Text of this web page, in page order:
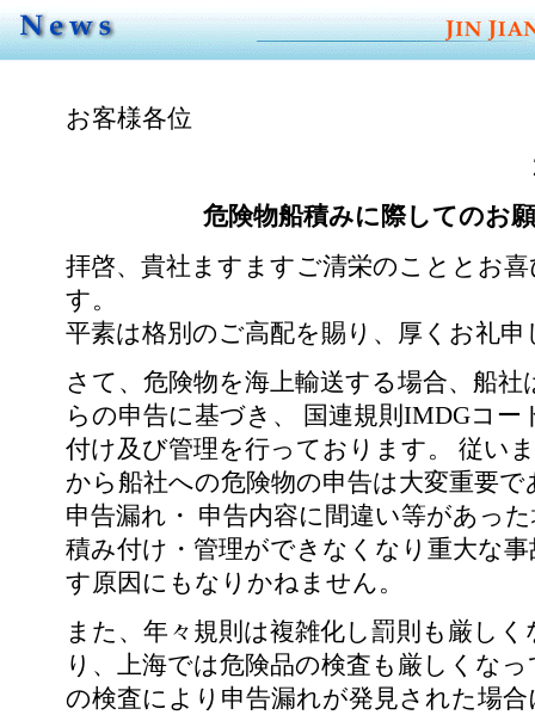
お客様各位
危険物船積みに際してのお
拝啓、貴社ますますご清栄のこととお
す。
平素は格別のご高配を賜り、厚くお礼
さて、危険物を海上輸送する場合、船社
らの申告に基づき、 国連規則IMDGコー
付け及び管理を行っております。 従い
から船社への危険物の申告は大変重要
申告漏れ・ 申告内容に間違い等があっ
積み付け・管理ができなくなり重大な
す原因にもなりかねません。
また、年々規則は複雑化し罰則も厳し
り、上海では危険品の検査も厳しくな
の検査により申告漏れが発見された場